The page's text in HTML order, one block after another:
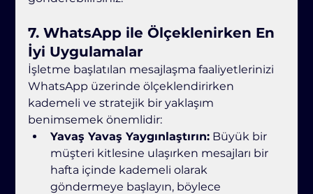
7. WhatsApp ile Ölçeklenirken En
İyi Uygulamalar
İşletme başlatılan mesajlaşma faaliyetlerinizi
WhatsApp üzerinde ölçeklendirirken
kademeli ve stratejik bir yaklaşım
benimsemek önemlidir:
Yavaş Yavaş Yaygınlaştırın: Büyük bir
müşteri kitlesine ulaşırken mesajları bir
hafta içinde kademeli olarak
göndermeye başlayın, böylece